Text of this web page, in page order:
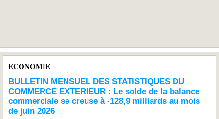
ECONOMIE
BULLETIN MENSUEL DES STATISTIQUES DU
COMMERCE EXTERIEUR : Le solde de la balance
commerciale se creuse à -128,9 milliards au mois
de juin 2026